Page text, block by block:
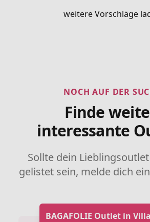
weitere Vorschläge
NOCH AUF DER
Finde
interessante
Sollte dein
gelistet sein, melde dich
BAGAFOLIE Outlet in